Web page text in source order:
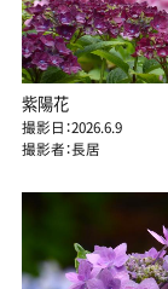
紫陽花
撮影日：2026.6.9
撮影者：長居